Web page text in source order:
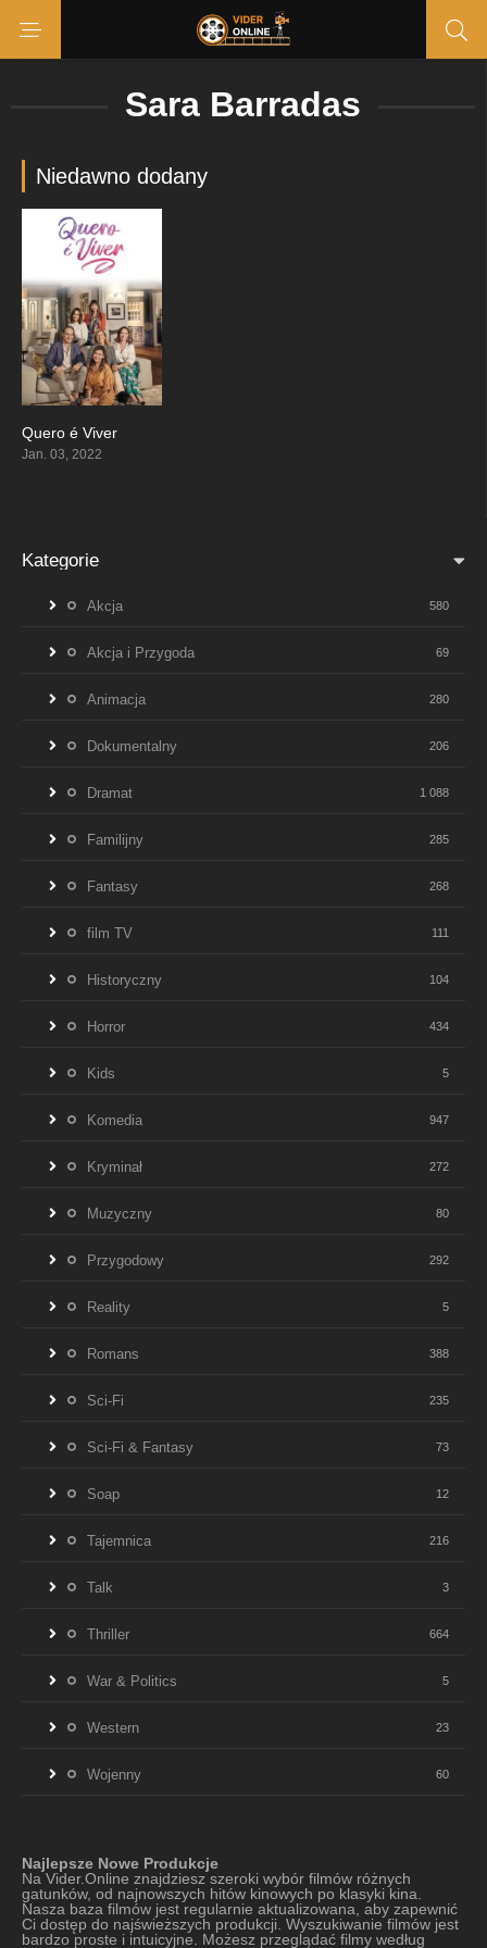
Sara Barradas
Niedawno dodany
Quero é Viver
Jan. 03, 2022
Kategorie
Akcja 580
Akcja i Przygoda 69
Animacja 280
Dokumentalny 206
Dramat 1 088
Familijny 285
Fantasy 268
film TV 111
Historyczny 104
Horror 434
Kids 5
Komedia 947
Kryminał 272
Muzyczny 80
Przygodowy 292
Reality 5
Romans 388
Sci-Fi 235
Sci-Fi & Fantasy 73
Soap 12
Tajemnica 216
Talk 3
Thriller 664
War & Politics 5
Western 23
Wojenny 60
Najlepsze Nowe Produkcje
Na Vider.Online znajdziesz szeroki wybór filmów różnych
gatunków, od najnowszych hitów kinowych po klasyki kina.
Nasza baza filmów jest regularnie aktualizowana, aby zapewnić
Ci dostęp do najświeższych produkcji. Wyszukiwanie filmów jest
bardzo proste i intuicyjne. Możesz przeglądać filmy według